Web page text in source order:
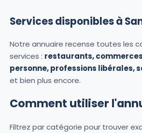
Services disponibles à
Notre annuaire recense toutes les
services : restaurants,
personne, professions libérales,
et bien plus encore.
Comment utiliser
Filtrez par catégorie pour trouver